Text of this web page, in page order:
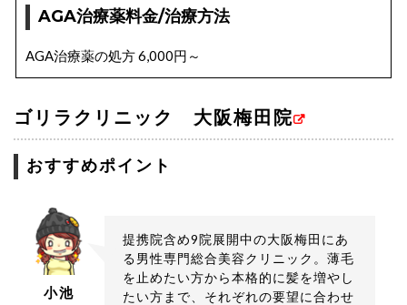
AGA治療薬料金/治療方法
AGA治療薬の処方 6,000円～
ゴリラクリニック 大阪梅田院
おすすめポイント
小池
提携院含め9院展開中の大阪梅田にあ
る男性専門総合美容クリニック。薄毛
を止めたい方から本格的に髪を増やし
たい方まで、それぞれの要望に合わせ